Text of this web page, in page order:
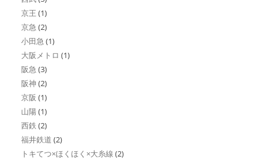
京王 (1)
京急 (2)
小田急 (1)
大阪メトロ (1)
阪急 (3)
阪神 (2)
京阪 (1)
山陽 (1)
西鉄 (2)
福井鉄道 (2)
トキてつ×ほくほく×大糸線 (2)